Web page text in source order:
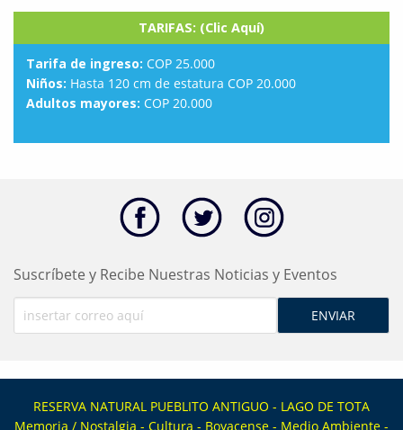
TARIFAS: (Clic Aquí)
Tarifa de ingreso: COP 25.000
Niños: Hasta 120 cm de estatura COP 20.000
Adultos mayores: COP 20.000
Suscríbete y Recibe Nuestras Noticias y Eventos
RESERVA NATURAL PUEBLITO ANTIGUO - LAGO DE TOTA
Memoria / Nostalgia - Cultura - Boyacense - Medio Ambiente -